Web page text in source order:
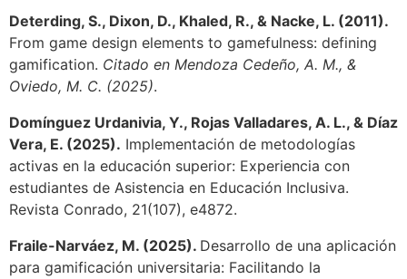
Deterding, S., Dixon, D., Khaled, R., & Nacke, L. (2011).
From game design elements to gamefulness: defining
gamification. Citado en Mendoza Cedeño, A. M., &
Oviedo, M. C. (2025).
Domínguez Urdanivia, Y., Rojas Valladares, A. L., & Díaz
Vera, E. (2025). Implementación de metodologías
activas en la educación superior: Experiencia con
estudiantes de Asistencia en Educación Inclusiva.
Revista Conrado, 21(107), e4872.
Fraile-Narváez, M. (2025). Desarrollo de una aplicación
para gamificación universitaria: Facilitando la